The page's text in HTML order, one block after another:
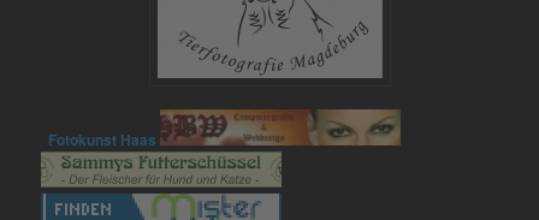
Fotokunst Haas